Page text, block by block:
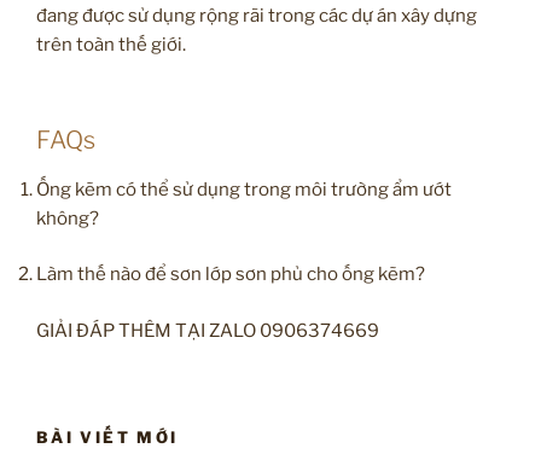
đang được sử dụng rộng rãi trong các dự án xây dựng
trên toàn thế giới.
FAQs
Ống kẽm có thể sử dụng trong môi trường ẩm ướt
không?
Làm thế nào để sơn lớp sơn phủ cho ống kẽm?
GIẢI ĐÁP THÊM TẠI ZALO 0906374669
BÀI VIẾT MỚI